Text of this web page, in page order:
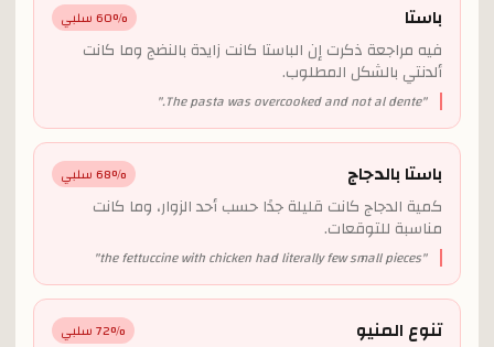
باستا 60% سلبي
فيه مراجعة ذكرت إن الباستا كانت زايدة بالنضج وما كانت
ألدنتي بالشكل المطلوب.
"
The pasta was overcooked and not al dente.
"
باستا بالدجاج 68% سلبي
كمية الدجاج كانت قليلة جدًا حسب أحد الزوار، وما كانت
مناسبة للتوقعات.
"
the fettuccine with chicken had literally few small pieces
"
تنوع المنيو 72% سلبي